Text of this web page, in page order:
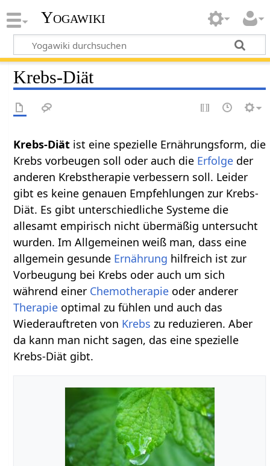
Yogawiki
Krebs-Diät
Krebs-Diät ist eine spezielle Ernährungsform, die
Krebs vorbeugen soll oder auch die Erfolge der
anderen Krebstherapie verbessern soll. Leider
gibt es keine genauen Empfehlungen zur Krebs-
Diät. Es gibt unterschiedliche Systeme die
allesamt empirisch nicht übermäßig untersucht
wurden. Im Allgemeinen weiß man, dass eine
allgemein gesunde Ernährung hilfreich ist zur
Vorbeugung bei Krebs oder auch um sich
während einer Chemotherapie oder anderer
Therapie optimal zu fühlen und auch das
Wiederauftreten von Krebs zu reduzieren. Aber
da kann man nicht sagen, das eine spezielle
Krebs-Diät gibt.